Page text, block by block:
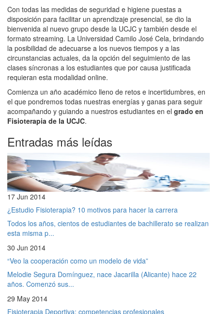
Con todas las medidas de seguridad e higiene puestas a
disposición para facilitar un aprendizaje presencial, se dio la
bienvenida al nuevo grupo desde la UCJC y también desde el
formato streaming. La Universidad Camilo José Cela, brindando
la posibilidad de adecuarse a los nuevos tiempos y a las
circunstancias actuales, da la opción del seguimiento de las
clases síncronas a los estudiantes que por causa justificada
requieran esta modalidad online.
Comienza un año académico lleno de retos e incertidumbres, en
el que pondremos todas nuestras energías y ganas para seguir
acompañando y guiando a nuestros estudiantes en el grado en
Fisioterapia de la UCJC.
Entradas más leídas
17 Jun 2014
¿Estudio Fisioterapia? 10 motivos para hacer la carrera
Todos los años, cientos de estudiantes de bachillerato se realizan
esta misma p...
30 Jun 2014
“Veo la cooperación como un modelo de vida”
Melodie Segura Domínguez, nace Jacarilla (Alicante) hace 22
años. Comenzó sus...
29 May 2014
Fisioterapia Deportiva: competencias profesionales